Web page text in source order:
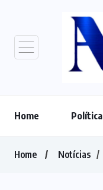
Home Política
Home Notícias